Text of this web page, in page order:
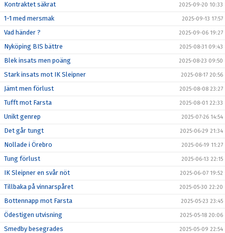
Kontraktet säkrat 2025-09-20 10:33
1-1 med mersmak 2025-09-13 17:57
Vad händer ? 2025-09-06 19:27
Nyköping BIS bättre 2025-08-31 09:43
Blek insats men poäng 2025-08-23 09:50
Stark insats mot IK Sleipner 2025-08-17 20:56
Jämt men förlust 2025-08-08 23:27
Tufft mot Farsta 2025-08-01 22:33
Unikt genrep 2025-07-26 14:54
Det går tungt 2025-06-29 21:34
Nollade i Örebro 2025-06-19 11:27
Tung förlust 2025-06-13 22:15
IK Sleipner en svår nöt 2025-06-07 19:52
Tillbaka på vinnarspåret 2025-05-30 22:20
Bottennapp mot Farsta 2025-05-23 23:45
Ödestigen utvisning 2025-05-18 20:06
Smedby besegrades 2025-05-09 22:54